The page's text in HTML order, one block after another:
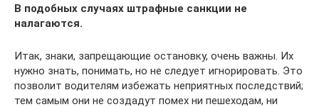
В подобных случаях штрафные санкции не
налагаются.
Итак, знаки, запрещающие остановку, очень важны. Их
нужно знать, понимать, но не следует игнорировать. Это
позволит водителям избежать неприятных последствий;
тем самым они не создадут помех ни пешеходам, ни